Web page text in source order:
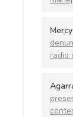
Mercy
radio